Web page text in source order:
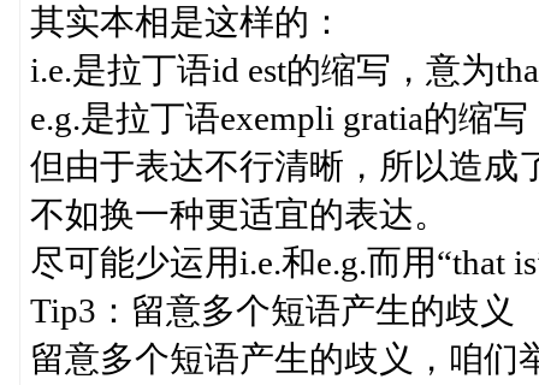
其实本相是这样的：
i.e.是拉丁语id est的缩写，意为
e.g.是拉丁语exempli gratia的缩
但由于表达不行清晰，所以造成
不如换一种更适宜的表达。
尽可能少运用i.e.和e.g.而用“that
Tip3：留意多个短语产生的歧义
留意多个短语产生的歧义，咱们